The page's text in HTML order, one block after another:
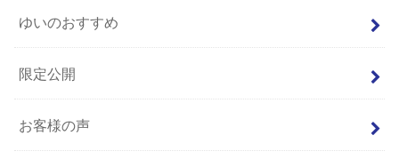
ゆいのおすすめ
限定公開
お客様の声